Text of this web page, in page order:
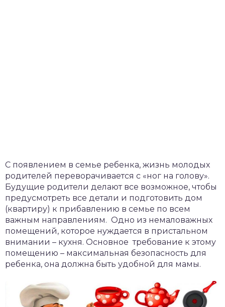
С появлением в семье ребенка, жизнь молодых
родителей переворачивается с «ног на голову».
Будущие родители делают все возможное, чтобы
предусмотреть все детали и подготовить дом
(квартиру) к прибавлению в семье по всем
важным направлениям. Одно из немаловажных
помещений, которое нуждается в пристальном
внимании – кухня. Основное требование к этому
помещению – максимальная безопасность для
ребенка, она должна быть удобной для мамы.